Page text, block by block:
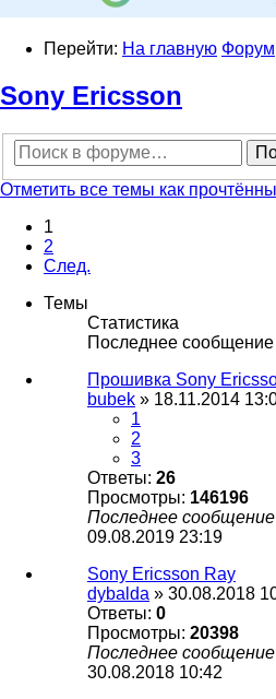
Перейти: На главную Форум
Sony Ericsson
Отметить все темы как
1
2
След.
Темы
Статистика
Последнее сообщение
Прошивка Sony
bubek » 18.11.2014
1
2
3
Ответы: 26
Просмотры: 146196
Последнее сообщение
09.08.2019 23:19
Sony Ericsson Ray
dybalda » 30.08.2018
Ответы: 0
Просмотры: 20398
Последнее сообщение
30.08.2018 10:42